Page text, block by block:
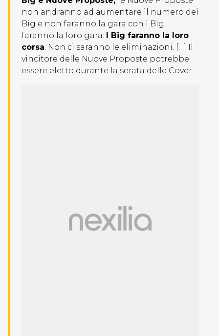
non andranno ad aumentare il numero dei
Big e non faranno la gara con i Big,
faranno la loro gara. I Big faranno la loro
corsa. Non ci saranno le eliminazioni. […] Il
vincitore delle Nuove Proposte potrebbe
essere eletto durante la serata delle Cover.